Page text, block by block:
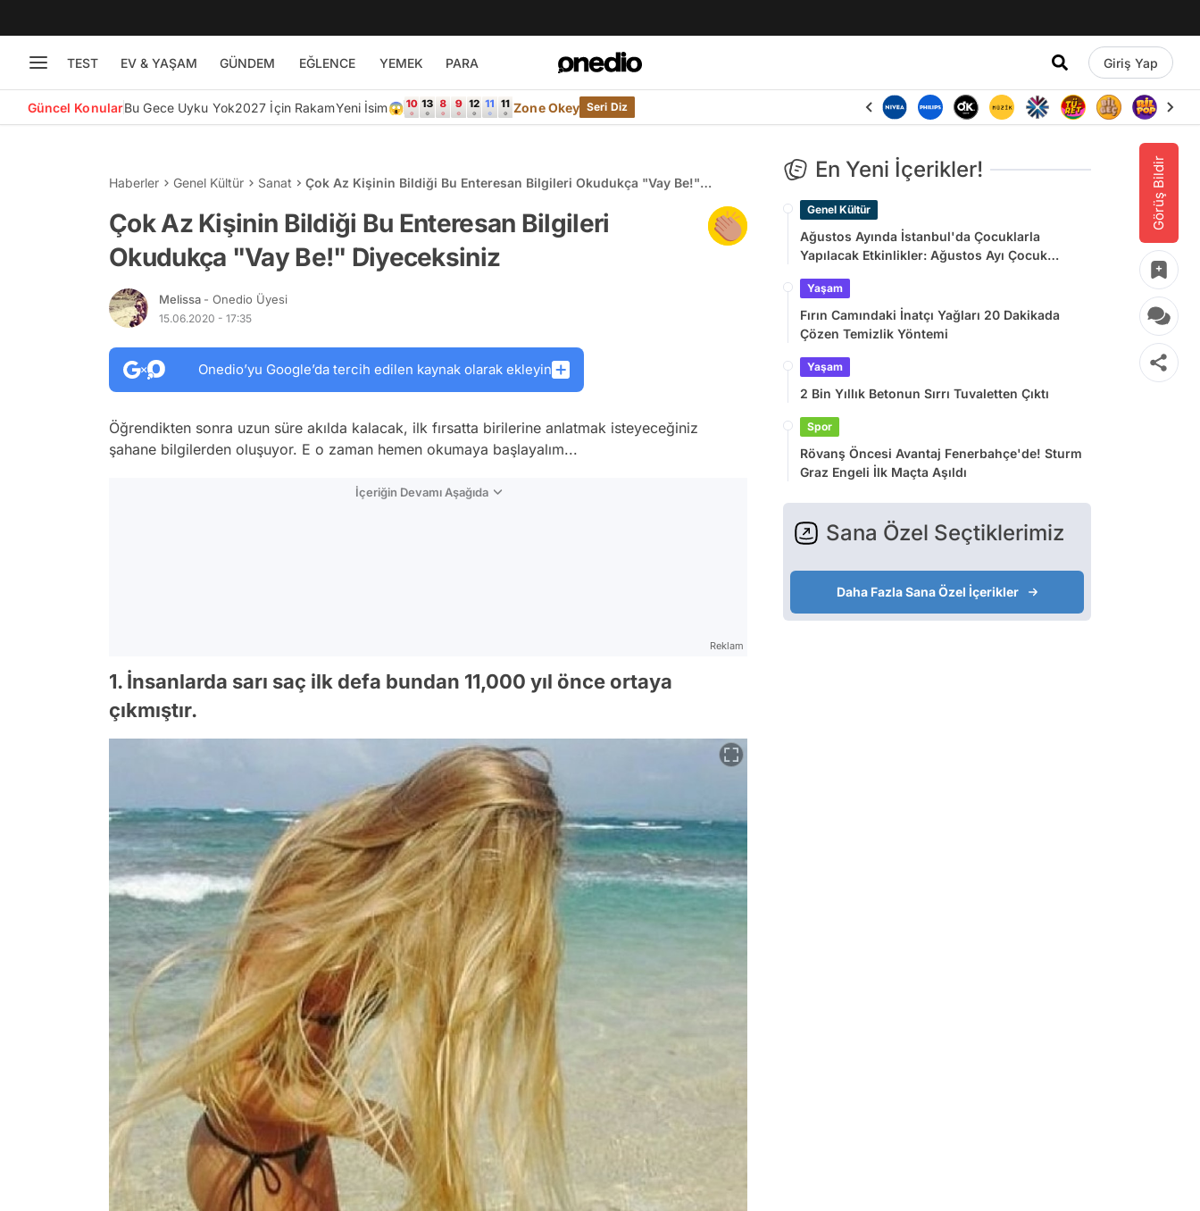
TEST EV & YAŞAM GÜNDEM EĞLENCE YEMEK PARA Giriş Yap
Güncel KonularBu Gece Uyku Yok2027 İçin RakamYeni İsim😱 Zone Okey Seri Diz
Görüş Bildir
Haberler Genel Kültür Sanat
Çok Az Kişinin Bildiği Bu Enteresan Bilgileri Okudukça "Vay Be!"
Çok Az Kişinin Bildiği Bu Enteresan Bilgileri
Okudukça "Vay Be!" Diyeceksiniz
Melissa - Onedio Üyesi
15.06.2020 - 17:35
Onedio’yu Google’da tercih edilen kaynak olarak ekleyin
Öğrendikten sonra uzun süre akılda kalacak, ilk fırsatta birilerine anlatmak isteyeceğiniz
şahane bilgilerden oluşuyor. E o zaman hemen okumaya başlayalım...
İçeriğin Devamı Aşağıda
Reklam
1. İnsanlarda sarı saç ilk defa bundan 11,000 yıl önce ortaya
çıkmıştır.
En Yeni İçerikler!
Genel Kültür
Ağustos Ayında İstanbul'da Çocuklarla
Yapılacak Etkinlikler: Ağustos Ayı Çocuk
Yaşam
Fırın Camındaki İnatçı Yağları 20 Dakikada
Çözen Temizlik Yöntemi
Yaşam
2 Bin Yıllık Betonun Sırrı Tuvaletten Çıktı
Spor
Rövanş Öncesi Avantaj Fenerbahçe'de! Sturm
Graz Engeli İlk Maçta Aşıldı
Sana Özel Seçtiklerimiz
Daha Fazla Sana Özel İçerikler